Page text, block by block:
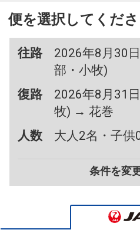
便を選択してくだ
往路
2026年8月30
部・小牧)
復路
2026年8月31
牧) → 花巻
人数
大人2名・子供
条件を変